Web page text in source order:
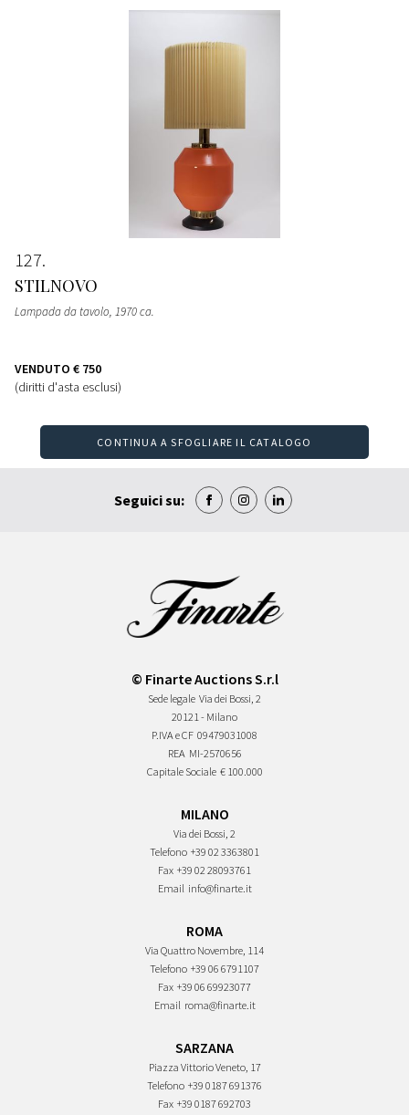
127
STILNOVO
Lampada da tavolo, 1970 ca.
VENDUTO € 750
(diritti d'asta esclusi)
CONTINUA A SFOGLIARE IL CATALOGO
Seguici su:
© Finarte Auctions S.r.l
Sede legale Via dei Bossi, 2
20121 - Milano
P.IVA e CF 09479031008
REA MI-2570656
Capitale Sociale € 100.000
MILANO
Via dei Bossi, 2
Telefono +39 02 3363801
Fax +39 02 28093761
Email info@finarte.it
ROMA
Via Quattro Novembre, 114
Telefono +39 06 6791107
Fax +39 06 69923077
Email roma@finarte.it
SARZANA
Piazza Vittorio Veneto, 17
Telefono +39 0187 691376
Fax +39 0187 692703